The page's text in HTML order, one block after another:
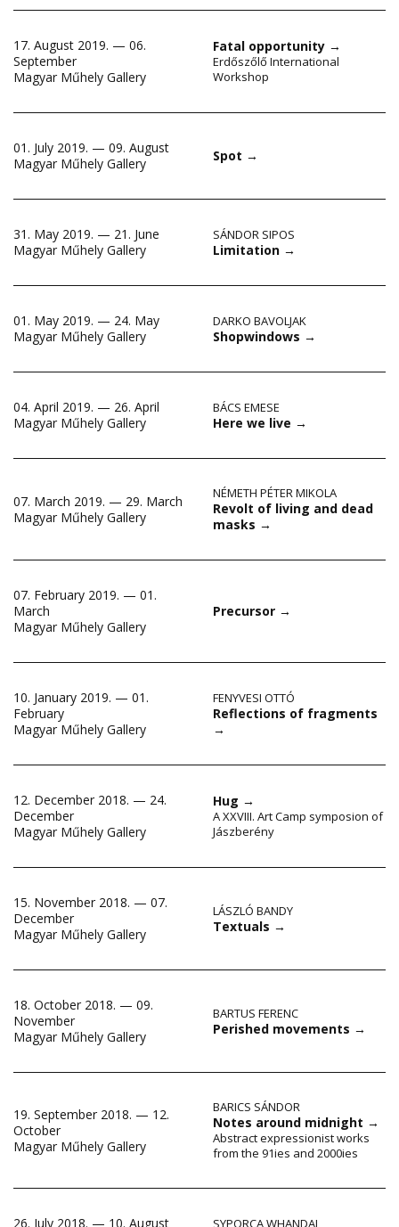
17. August 2019. — 06.
September
Magyar Műhely Gallery
Fatal opportunity →
Erdőszőlő International
Workshop
01. July 2019. — 09. August
Magyar Műhely Gallery
Spot →
31. May 2019. — 21. June
Magyar Műhely Gallery
SÁNDOR SIPOS
Limitation →
01. May 2019. — 24. May
Magyar Műhely Gallery
DARKO BAVOLJAK
Shopwindows →
04. April 2019. — 26. April
Magyar Műhely Gallery
BÁCS EMESE
Here we live →
07. March 2019. — 29. March
Magyar Műhely Gallery
NÉMETH PÉTER MIKOLA
Revolt of living and dead
masks →
07. February 2019. — 01.
March
Magyar Műhely Gallery
Precursor →
10. January 2019. — 01.
February
Magyar Műhely Gallery
FENYVESI OTTÓ
Reflections of fragments
→
12. December 2018. — 24.
December
Magyar Műhely Gallery
Hug →
A XXVIII. Art Camp symposion of
Jászberény
15. November 2018. — 07.
December
Magyar Műhely Gallery
LÁSZLÓ BANDY
Textuals →
18. October 2018. — 09.
November
Magyar Műhely Gallery
BARTUS FERENC
Perished movements →
19. September 2018. — 12.
October
Magyar Műhely Gallery
BARICS SÁNDOR
Notes around midnight →
Abstract expressionist works
from the 91ies and 2000ies
26. July 2018. — 10. August SYPORCA WHANDAL